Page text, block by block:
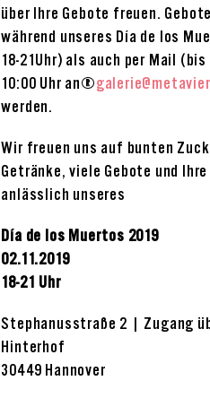
über Ihre Gebote freuen.
während unseres Día de los
18-21Uhr) als auch per Mail (bis
10:00 Uhr an
werden.
Wir freuen uns auf bunten
Getränke, viele Gebote und
anlässlich unseres
Día de los Muertos 2019
02.11.2019
18-21 Uhr
Stephanusstraße 2 | Zugang
Hinterhof
30449 Hannover